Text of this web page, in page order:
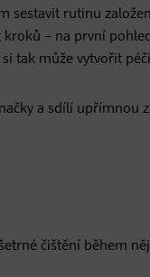
sestavit rutinu
– na první
tak může vytvořit
a sdílí upřímnou
čištění během